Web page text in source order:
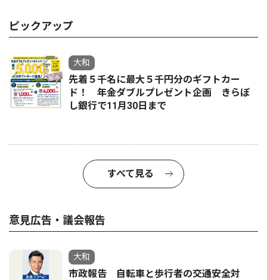
ピックアップ
大和
先着５千名に最大５千円分のギフトカー
ド！ 年金ダブルプレゼント企画 きらぼ
し銀行で11月30日まで
すべて見る
意見広告・議会報告
大和
市政報告 自転車と歩行者の交通安全対